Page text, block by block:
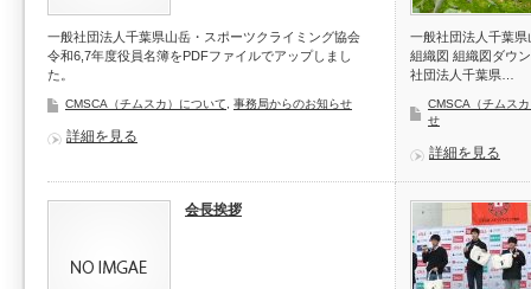
一般社団法人千葉県山岳・スポーツクライミング協会
令和6,7年度役員名簿をPDFファイルでアップしまし
た。
CMSCA（チムスカ）について 事務局からのお知らせ
詳細を見る
一般社団法人千葉
組織図 組織図ダウ
社団法人千葉県…
CMSCA（チムス
せ
詳細を見る
会長挨拶